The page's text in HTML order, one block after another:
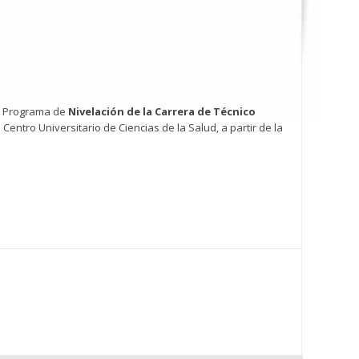
de Nivelación de la Carrera de Técnico
Universitario de Ciencias de la Salud, a partir de la